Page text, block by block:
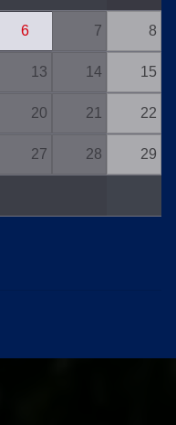
6 7 8
13 14 15
20 21 22
27 28 29